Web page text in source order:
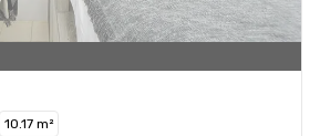
10.17 m²